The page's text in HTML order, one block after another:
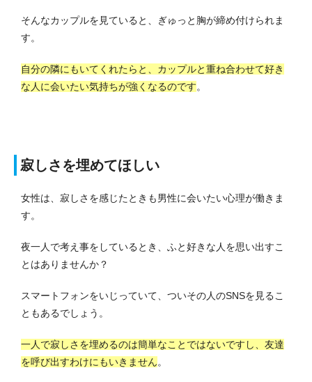
そんなカップルを見ていると、ぎゅっと胸が締め付けられま
す。
自分の隣にもいてくれたらと、カップルと重ね合わせて好き
な人に会いたい気持ちが強くなるのです。
寂しさを埋めてほしい
女性は、寂しさを感じたときも男性に会いたい心理が働きま
す。
夜一人で考え事をしているとき、ふと好きな人を思い出すこ
とはありませんか？
スマートフォンをいじっていて、ついその人のSNSを見るこ
ともあるでしょう。
一人で寂しさを埋めるのは簡単なことではないですし、友達
を呼び出すわけにもいきません。